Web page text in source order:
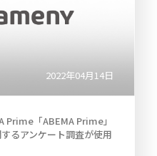
2022年04月14日
Prime「ABEMA Prime」
るアンケート調査が使用